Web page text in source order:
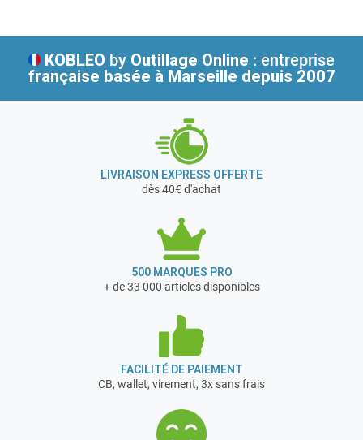
KOBLEO by Outillage Online : entreprise
française basée à Marseille depuis 2007
LIVRAISON EXPRESS OFFERTE
dès 40€ d'achat
500 MARQUES PRO
+ de 33 000 articles disponibles
FACILITÉ DE PAIEMENT
CB, wallet, virement, 3x sans frais